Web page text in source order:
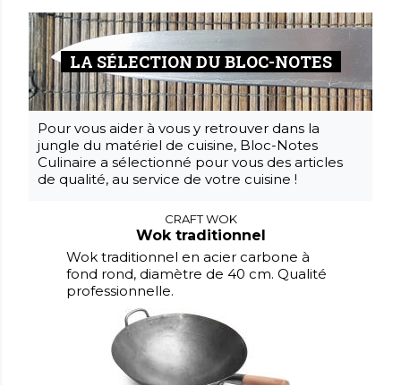
LA SÉLECTION DU BLOC-NOTES
Pour vous aider à vous y retrouver dans la
jungle du matériel de cuisine, Bloc-Notes
Culinaire a sélectionné pour vous des articles
de qualité, au service de votre cuisine !
CRAFT WOK
Wok traditionnel
Wok traditionnel en acier carbone à
fond rond, diamètre de 40 cm. Qualité
professionnelle.